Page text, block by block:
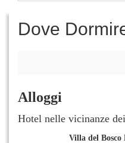
Dove
Alloggi
Hotel nelle vicinanze
Villa del